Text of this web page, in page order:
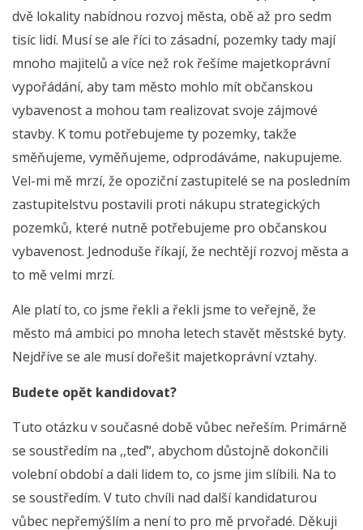
dvě lokality nabídnou rozvoj města, obě až pro sedm
tisíc lidí. Musí se ale říci to zásadní, pozemky tady mají
mnoho majitelů a více než rok řešíme majetkoprávní
vypořádání, aby tam město mohlo mít občanskou
vybavenost a mohou tam realizovat svoje zájmové
stavby. K tomu potřebujeme ty pozemky, takže
směňujeme, vyměňujeme, odprodáváme, nakupujeme.
Vel-mi mě mrzí, že opoziční zastupitelé se na posledním
zastupitelstvu postavili proti nákupu strategických
pozemků, které nutně potřebujeme pro občanskou
vybavenost. Jednoduše říkají, že nechtějí rozvoj města a
to mě velmi mrzí.
Ale platí to, co jsme řekli a řekli jsme to veřejně, že
město má ambici po mnoha letech stavět městské byty.
Nejdříve se ale musí dořešit majetkoprávní vztahy.
Budete opět kandidovat?
Tuto otázku v současné době vůbec neřeším. Primárně
se soustředím na ,,teď“, abychom důstojně dokončili
volební období a dali lidem to, co jsme jim slíbili. Na to
se soustředím. V tuto chvíli nad další kandidaturou
vůbec nepřemýšlím a není to pro mě prvořadé. Děkuji